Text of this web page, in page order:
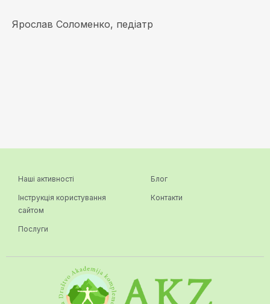
Ярослав Соломенко, педіатр
Наші активності
Інструкція користування
сайтом
Послуги
Блог
Контакти